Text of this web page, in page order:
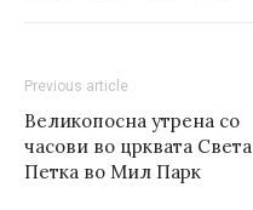
Previous article
Великопосна утрена со
часови во црквата Света
Петка во Мил Парк